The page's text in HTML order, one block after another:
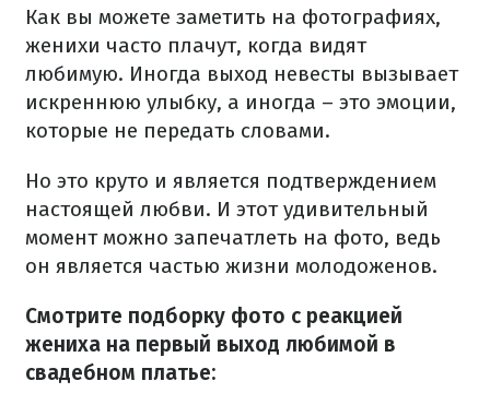
Как вы можете заметить на фотографиях,
женихи часто плачут, когда видят
любимую. Иногда выход невесты вызывает
искреннюю улыбку, а иногда – это эмоции,
которые не передать словами.
Но это круто и является подтверждением
настоящей любви. И этот удивительный
момент можно запечатлеть на фото, ведь
он является частью жизни молодоженов.
Смотрите подборку фото с реакцией
жениха на первый выход любимой в
свадебном платье: